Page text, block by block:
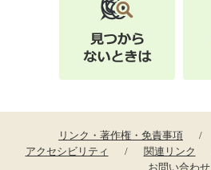
リンク・著作権・免責事項
アクセシビリティ
関連リンク
お問い合わせ